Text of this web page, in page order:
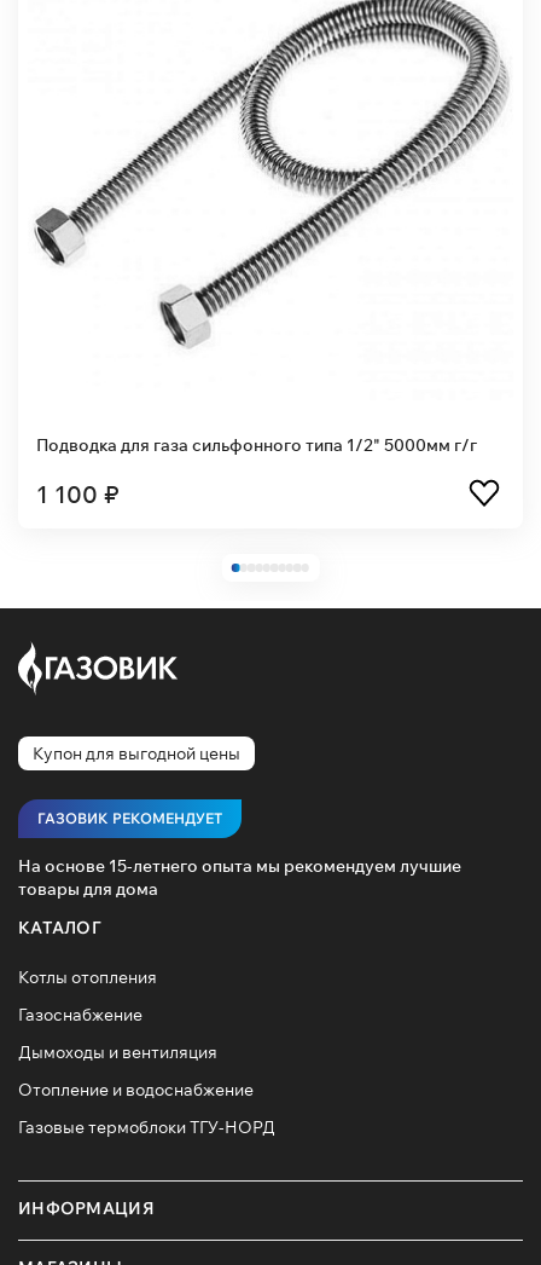
Подводка для газа сильфонного типа 1/2" 5000мм г/г
1 100 ₽
Купон для выгодной цены
ГАЗОВИК РЕКОМЕНДУЕТ
На основе 15-летнего опыта мы рекомендуем лучшие
товары для дома
КАТАЛОГ
Котлы отопления
Газоснабжение
Дымоходы и вентиляция
Отопление и водоснабжение
Газовые термоблоки ТГУ-НОРД
ИНФОРМАЦИЯ